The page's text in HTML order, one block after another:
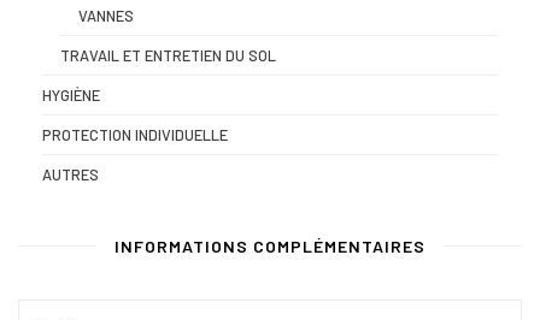
VANNES
TRAVAIL ET ENTRETIEN DU SOL
HYGIÈNE
PROTECTION INDIVIDUELLE
AUTRES
INFORMATIONS COMPLÉMENTAIRES